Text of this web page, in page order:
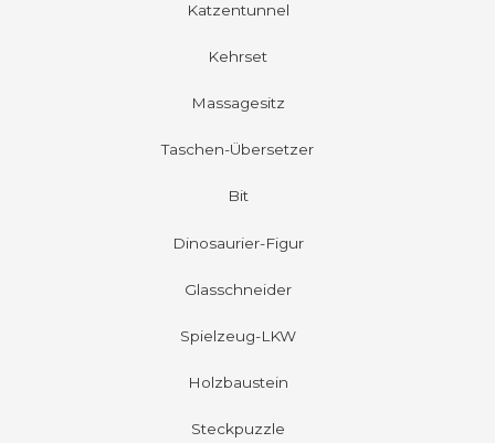
Katzentunnel
Kehrset
Massagesitz
Taschen-Übersetzer
Bit
Dinosaurier-Figur
Glasschneider
Spielzeug-LKW
Holzbaustein
Steckpuzzle